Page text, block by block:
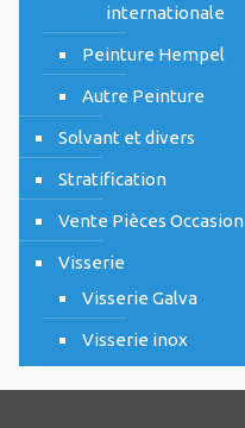
internationale
Peinture Hempel
Autre Peinture
Solvant et divers
Stratification
Vente Pièces Occasion
Visserie
Visserie Galva
Visserie inox